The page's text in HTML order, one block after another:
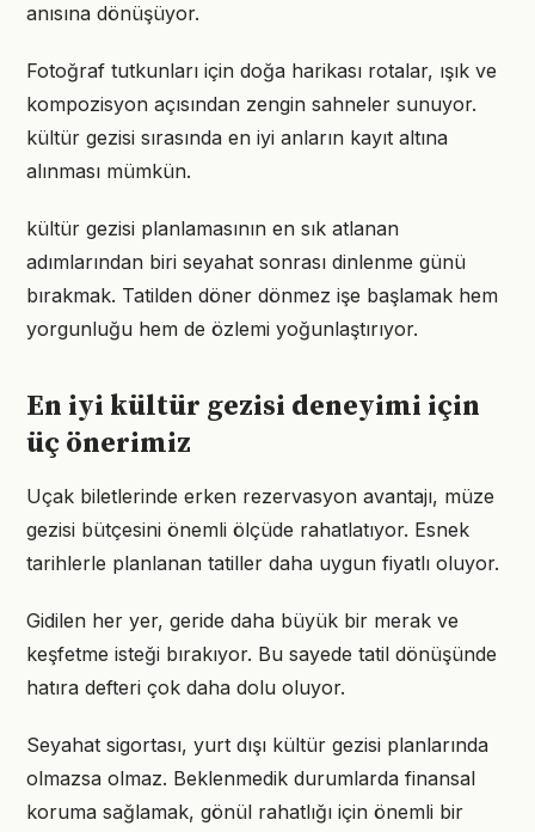
anısına dönüşüyor.
Fotoğraf tutkunları için doğa harikası rotalar, ışık ve
kompozisyon açısından zengin sahneler sunuyor.
kültür gezisi sırasında en iyi anların kayıt altına
alınması mümkün.
kültür gezisi planlamasının en sık atlanan
adımlarından biri seyahat sonrası dinlenme günü
bırakmak. Tatilden döner dönmez işe başlamak hem
yorgunluğu hem de özlemi yoğunlaştırıyor.
En iyi kültür gezisi deneyimi için
üç önerimiz
Uçak biletlerinde erken rezervasyon avantajı, müze
gezisi bütçesini önemli ölçüde rahatlatıyor. Esnek
tarihlerle planlanan tatiller daha uygun fiyatlı oluyor.
Gidilen her yer, geride daha büyük bir merak ve
keşfetme isteği bırakıyor. Bu sayede tatil dönüşünde
hatıra defteri çok daha dolu oluyor.
Seyahat sigortası, yurt dışı kültür gezisi planlarında
olmazsa olmaz. Beklenmedik durumlarda finansal
koruma sağlamak, gönül rahatlığı için önemli bir